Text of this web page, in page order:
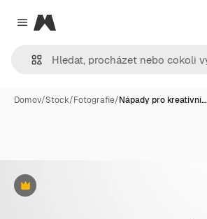
Close menu
Magnific
Domov/Stock/Fotografie/Nápady pro kreativní…
Premium